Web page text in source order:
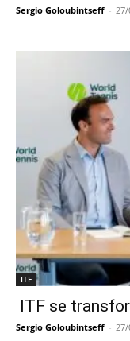
Sergio Goloubintseff - 27/
ITF
ITF se
Sergio Goloubintseff - 27/